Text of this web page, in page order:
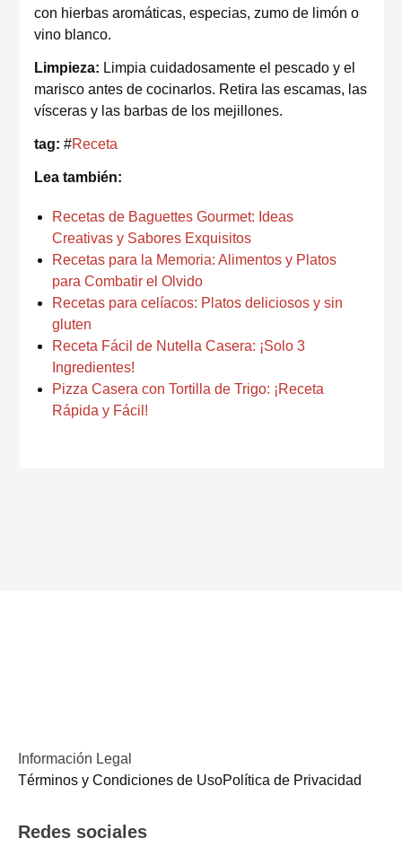
con hierbas aromáticas, especias, zumo de limón o
vino blanco.
Limpieza: Limpia cuidadosamente el pescado y el
marisco antes de cocinarlos. Retira las escamas, las
vísceras y las barbas de los mejillones.
tag: #Receta
Lea también:
Recetas de Baguettes Gourmet: Ideas
Creativas y Sabores Exquisitos
Recetas para la Memoria: Alimentos y Platos
para Combatir el Olvido
Recetas para celíacos: Platos deliciosos y sin
gluten
Receta Fácil de Nutella Casera: ¡Solo 3
Ingredientes!
Pizza Casera con Tortilla de Trigo: ¡Receta
Rápida y Fácil!
Información Legal
Términos y Condiciones de UsoPolítica de Privacidad
Redes sociales